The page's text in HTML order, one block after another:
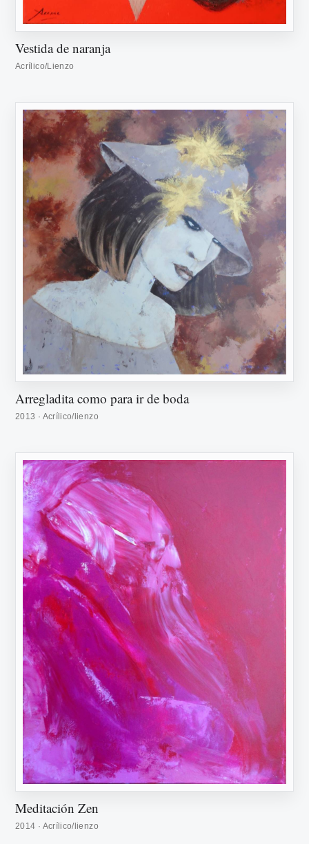
Vestida de naranja
Acrílico/Lienzo
Arregladita como para ir de boda
2013 · Acrílico/lienzo
Meditación Zen
2014 · Acrílico/lienzo